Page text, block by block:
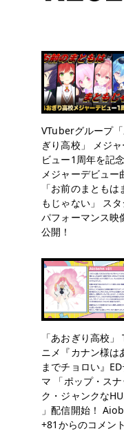
VTuberグループ
ぎり高校」 メジ
ビュー1周年を記念
メジャーデビュー
「お前のまともは
もじゃない」 ス
パフォーマンス映
公開！
「あおぎり高校」
ニメ『カナン様は
までチョロい』
マ 「ポップ・スナ
ク・ジャンクな
」配信開始！
+81からのコメン